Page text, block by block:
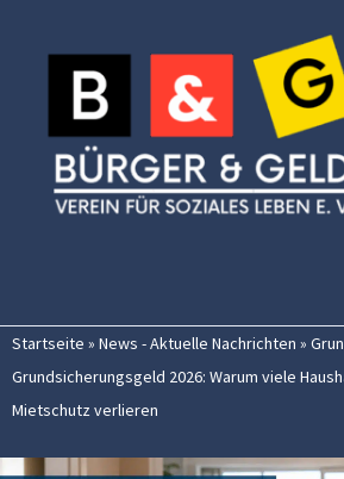
Inhalt
springen
Startseite » News - Aktuelle Nachrichten »
Grundsicherungsgeld 2026: Warum viele
Mietschutz verlieren